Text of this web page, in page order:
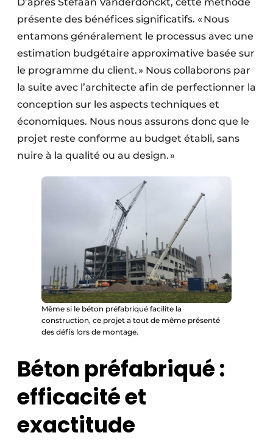
présente des bénéfices signi­ficatifs. « Nous
entamons généralement le processus avec une
estimation budgétaire approximative basée sur
le programme du client. » Nous collaborons par
la suite avec l’architecte afin de perfectionner la
conception sur les aspects techniques et
économiques. Nous nous assurons donc que le
projet reste conforme au budget établi, sans
nuire à la qualité ou au design. »
Même si le béton préfabriqué facilite la
construction, ce projet a tout de même présenté
des défis lors de montage.
Béton préfabriqué :
efficacité et
exactitude